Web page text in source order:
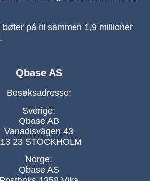
bøter på til sammen 1,9 millioner
Qbase AS
Besøksadresse:
Sverige:
Qbase AB
Vanadisvägen 43
23 STOCKHOLM
Norge:
Qbase AS